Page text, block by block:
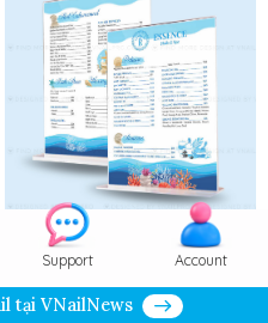
Support Account
tại VNailNews